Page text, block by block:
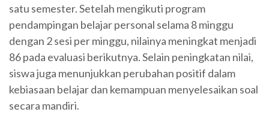
satu semester. Setelah mengikuti program
pendampingan belajar personal selama 8 minggu
dengan 2 sesi per minggu, nilainya meningkat menjadi
86 pada evaluasi berikutnya. Selain peningkatan nilai,
siswa juga menunjukkan perubahan positif dalam
kebiasaan belajar dan kemampuan menyelesaikan soal
secara mandiri.